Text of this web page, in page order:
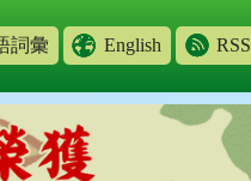
詞彙 English RSS